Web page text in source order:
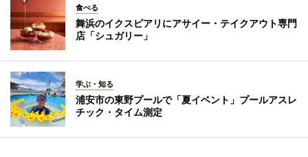
食べる
舞浜のイクスピアリにアサイー・テイクアウト専門
店「シュガリー」
学ぶ・知る
浦安市の東野プールで「夏イベント」プールアスレ
チック・タイム測定